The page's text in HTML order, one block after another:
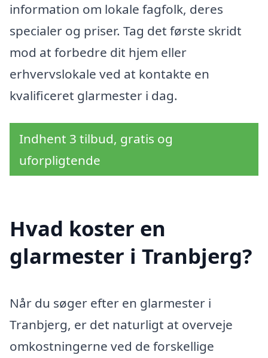
information om lokale fagfolk, deres
specialer og priser. Tag det første skridt
mod at forbedre dit hjem eller
erhvervslokale ved at kontakte en
kvalificeret glarmester i dag.
Indhent 3 tilbud, gratis og
uforpligtende
Hvad koster en
glarmester i Tranbjerg?
Når du søger efter en glarmester i
Tranbjerg, er det naturligt at overveje
omkostningerne ved de forskellige